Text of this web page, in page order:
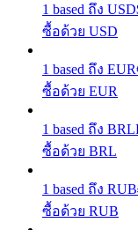
รับรางวัลการแ
การปักหลัก
1 based ถึง USD
ซื้อด้วย USD
1 based ถึง EUR
ซื้อด้วย EUR
1 based ถึง BRL
ซื้อด้วย BRL
1 based ถึง RUB
ซื้อด้วย RUB